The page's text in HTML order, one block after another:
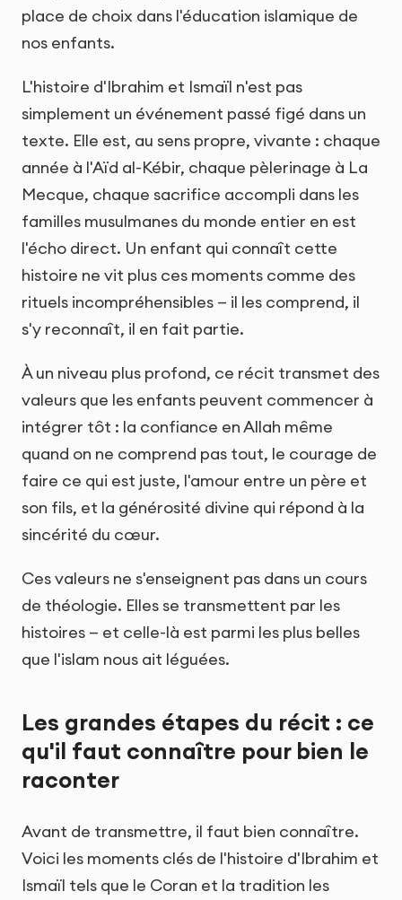
place de choix dans l'éducation islamique de
nos enfants.
L'histoire d'Ibrahim et Ismaïl n'est pas
simplement un événement passé figé dans un
texte. Elle est, au sens propre, vivante : chaque
année à l'Aïd al-Kébir, chaque pèlerinage à La
Mecque, chaque sacrifice accompli dans les
familles musulmanes du monde entier en est
l'écho direct. Un enfant qui connaît cette
histoire ne vit plus ces moments comme des
rituels incompréhensibles — il les comprend, il
s'y reconnaît, il en fait partie.
À un niveau plus profond, ce récit transmet des
valeurs que les enfants peuvent commencer à
intégrer tôt : la confiance en Allah même
quand on ne comprend pas tout, le courage de
faire ce qui est juste, l'amour entre un père et
son fils, et la générosité divine qui répond à la
sincérité du cœur.
Ces valeurs ne s'enseignent pas dans un cours
de théologie. Elles se transmettent par les
histoires — et celle-là est parmi les plus belles
que l'islam nous ait léguées.
Les grandes étapes du récit : ce
qu'il faut connaître pour bien le
raconter
Avant de transmettre, il faut bien connaître.
Voici les moments clés de l'histoire d'Ibrahim et
Ismaïl tels que le Coran et la tradition les